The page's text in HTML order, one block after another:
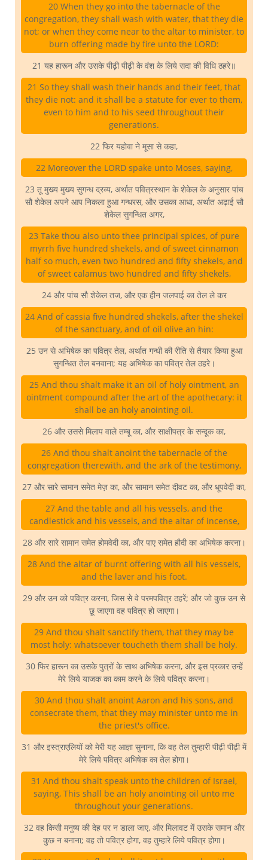
20 When they go into the tabernacle of the
congregation, they shall wash with water, that they die
not; or when they come near to the altar to minister, to
burn offering made by fire unto the LORD:
21 यह हारून और उसके पीढ़ी पीढ़ी के वंश के लिये सदा की विधि ठहरे॥
21 So they shall wash their hands and their feet, that
they die not: and it shall be a statute for ever to them,
even to him and to his seed throughout their
generations.
22 फिर यहोवा ने मूसा से कहा,
22 Moreover the LORD spake unto Moses, saying,
23 तू मुख्य मुख्य सुगन्ध द्रव्य, अर्थात पवित्रस्थान के शेकेल के अनुसार पांच
सौ शेकेल अपने आप निकला हुआ गन्धरस, और उसका आधा, अर्थात अढ़ाई सौ
शेकेल सुगन्धित अगर,
23 Take thou also unto thee principal spices, of pure
myrrh five hundred shekels, and of sweet cinnamon
half so much, even two hundred and fifty shekels, and
of sweet calamus two hundred and fifty shekels,
24 और पांच सौ शेकेल तज, और एक हीन जलपाई का तेल ले कर
24 And of cassia five hundred shekels, after the shekel
of the sanctuary, and of oil olive an hin:
25 उन से अभिषेक का पवित्र तेल, अर्थात गन्धी की रीति से तैयार किया हुआ
सुगन्धित तेल बनवाना; यह अभिषेक का पवित्र तेल ठहरे।
25 And thou shalt make it an oil of holy ointment, an
ointment compound after the art of the apothecary: it
shall be an holy anointing oil.
26 और उससे मिलाप वाले तम्बू का, और साक्षीपत्र के सन्दूक का,
26 And thou shalt anoint the tabernacle of the
congregation therewith, and the ark of the testimony,
27 और सारे सामान समेत मेज़ का, और सामान समेत दीवट का, और धूपवेदी का,
27 And the table and all his vessels, and the
candlestick and his vessels, and the altar of incense,
28 और सारे सामान समेत होमवेदी का, और पाए समेत हौदी का अभिषेक करना।
28 And the altar of burnt offering with all his vessels,
and the laver and his foot.
29 और उन को पवित्र करना, जिस से वे परमपवित्र ठहरें; और जो कुछ उन से
छू जाएगा वह पवित्र हो जाएगा।
29 And thou shalt sanctify them, that they may be
most holy: whatsoever toucheth them shall be holy.
30 फिर हारून का उसके पुत्रों के साथ अभिषेक करना, और इस प्रकार उन्हें
मेरे लिये याजक का काम करने के लिये पवित्र करना।
30 And thou shalt anoint Aaron and his sons, and
consecrate them, that they may minister unto me in
the priest's office.
31 और इस्त्राएलियों को मेरी यह आज्ञा सुनाना, कि वह तेल तुम्हारी पीढ़ी पीढ़ी में
मेरे लिये पवित्र अभिषेक का तेल होगा।
31 And thou shalt speak unto the children of Israel,
saying, This shall be an holy anointing oil unto me
throughout your generations.
32 वह किसी मनुष्य की देह पर न डाला जाए, और मिलावट में उसके समान और
कुछ न बनाना; वह तो पवित्र होगा, वह तुम्हारे लिये पवित्र होगा।